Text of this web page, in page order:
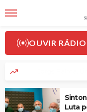
OUVIR RÁDIO
Luta